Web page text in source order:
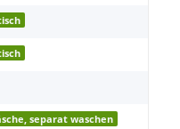
separat waschen